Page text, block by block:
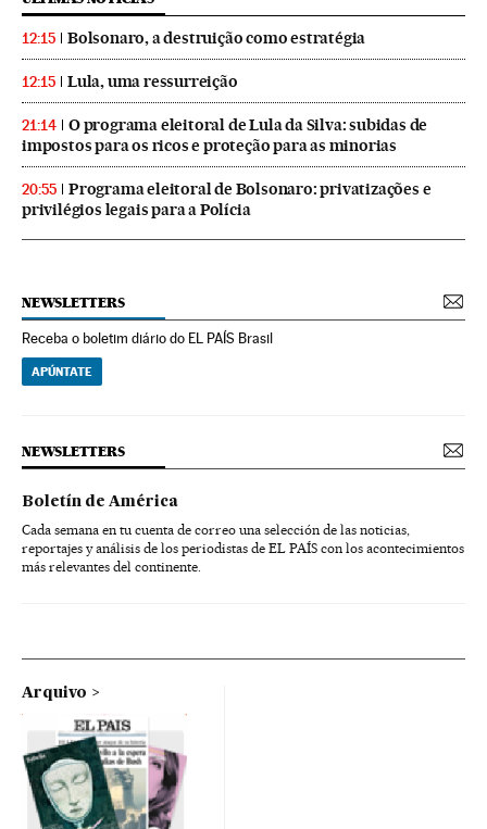
12:15 Bolsonaro, a destruição como estratégia
12:15 Lula, uma ressurreição
21:14
O programa eleitoral de Lula da Silva: subidas de
impostos para os ricos e proteção para as minorias
20:55
Programa eleitoral de Bolsonaro: privatizações e
privilégios legais para a Polícia
NEWSLETTERS
Receba o boletim diário do EL PAÍS Brasil
APÚNTATE
NEWSLETTERS
Boletín de América
Cada semana en tu cuenta de correo una selección de las noticias,
reportajes y análisis de los periodistas de EL PAÍS con los acontecimientos
más relevantes del continente.
Arquivo